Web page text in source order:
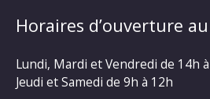
Horaires d’ouverture
Lundi, Mardi et Vendredi de 14h
Jeudi et Samedi de 9h à 12h